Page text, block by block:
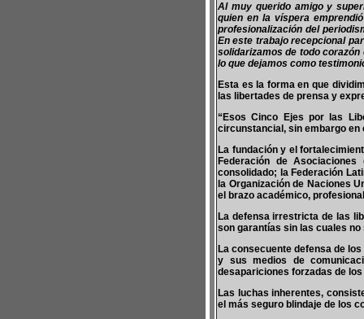
Al muy querido amigo y
quien en la víspera
profesionalización del
En este trabajo recepcional
solidarizamos de todo
lo que dejamos como
Esta es la forma en que
las libertades de prensa y
“Esos Cinco Ejes por las
circunstancial, sin embargo
La fundación y el
Federación de
consolidado; la Federación
la Organización de Naciones
el brazo académico,
La defensa irrestricta de las
son garantías sin las cuales
La consecuente defensa de
y sus medios de
desapariciones forzadas de
Las luchas inherentes,
el más seguro blindaje de los